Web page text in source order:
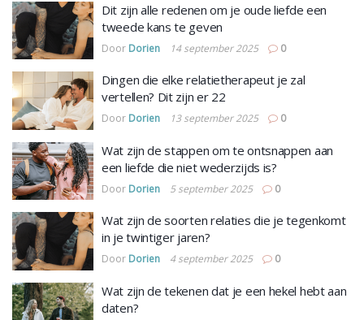
Dit zijn alle redenen om je oude liefde een
tweede kans te geven
Door Dorien 14 september 2025 0
Dingen die elke relatietherapeut je zal
vertellen? Dit zijn er 22
Door Dorien 13 september 2025 0
Wat zijn de stappen om te ontsnappen aan
een liefde die niet wederzijds is?
Door Dorien 5 september 2025 0
Wat zijn de soorten relaties die je tegenkomt
in je twintiger jaren?
Door Dorien 4 september 2025 0
Wat zijn de tekenen dat je een hekel hebt aan
daten?